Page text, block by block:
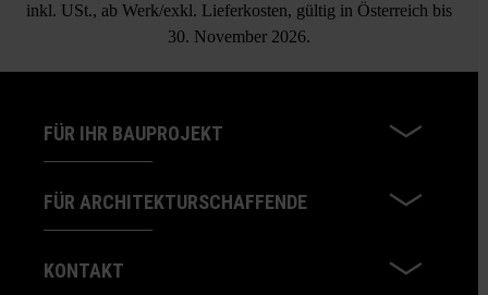
inkl. USt., ab Werk/exkl. Lieferkosten, gültig in Österreich bis
30. November 2026.
FÜR IHR BAUPROJEKT
FÜR ARCHITEKTURSCHAFFENDE
KONTAKT